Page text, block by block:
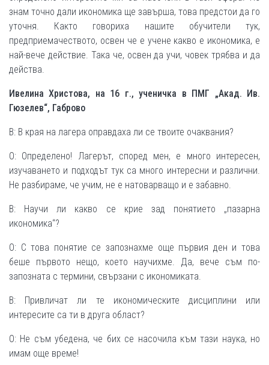
знам точно дали икономика ще завърша, това предстои да го
уточня. Както говориха нашите обучители тук,
предприемачеството, освен че е учене какво е икономика, е
най-вече действие. Така че, освен да учи, човек трябва и да
действа.
Ивелина Христова, на 16 г., ученичка в ПМГ „Акад. Ив.
Гюзелев“, Габрово
В: В края на лагера оправдаха ли се твоите очаквания?
О: Определено! Лагерът, според мен, е много интересен,
изучаването и подходът тук са много интересни и различни.
Не разбираме, че учим, не е натоварващо и е забавно.
В: Научи ли какво се крие зад понятието „пазарна
икономика“?
О: С това понятие се запознахме още първия ден и това
беше първото нещо, което научихме. Да, вече съм по-
запозната с термини, свързани с икономиката.
В: Привличат ли те икономическите дисциплини или
интересите са ти в друга област?
О: Не съм убедена, че бих се насочила към тази наука, но
имам още време!